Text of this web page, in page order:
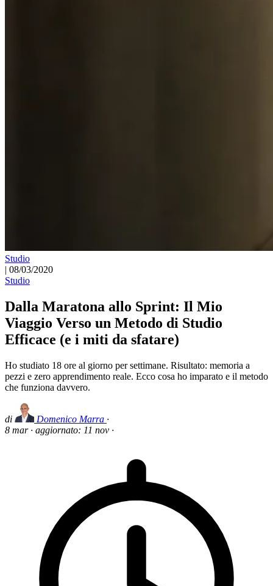
Studio
| 08/03/2020
Studio
Dalla Maratona allo Sprint: Il Mio
Viaggio Verso un Metodo di Studio
Efficace (e i miti da sfatare)
Ho studiato 18 ore al giorno per settimane. Risultato: memoria a
pezzi e zero apprendimento reale. Ecco cosa ho imparato e il metodo
che funziona davvero.
di Domenico Marra ·
8 mar · aggiornato: 11 nov ·